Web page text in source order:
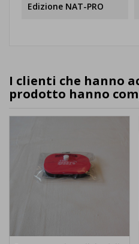
Edizione NAT-PRO
I clienti che hanno
prodotto hanno